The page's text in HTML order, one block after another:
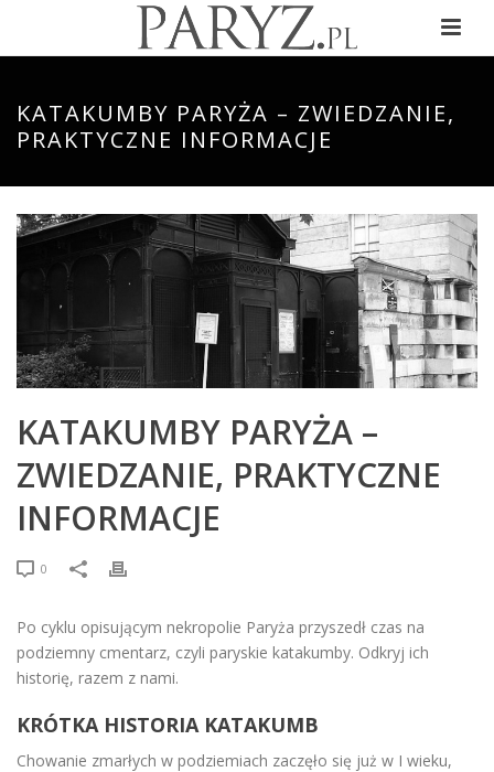
KATAKUMBY PARYŻA – ZWIEDZANIE,
PRAKTYCZNE INFORMACJE
KATAKUMBY PARYŻA –
ZWIEDZANIE, PRAKTYCZNE
INFORMACJE
0
Po cyklu opisującym nekropolie Paryża przyszedł czas na
podziemny cmentarz, czyli paryskie katakumby. Odkryj ich
historię, razem z nami.
KRÓTKA HISTORIA KATAKUMB
Chowanie zmarłych w podziemiach zaczęło się już w I wieku,